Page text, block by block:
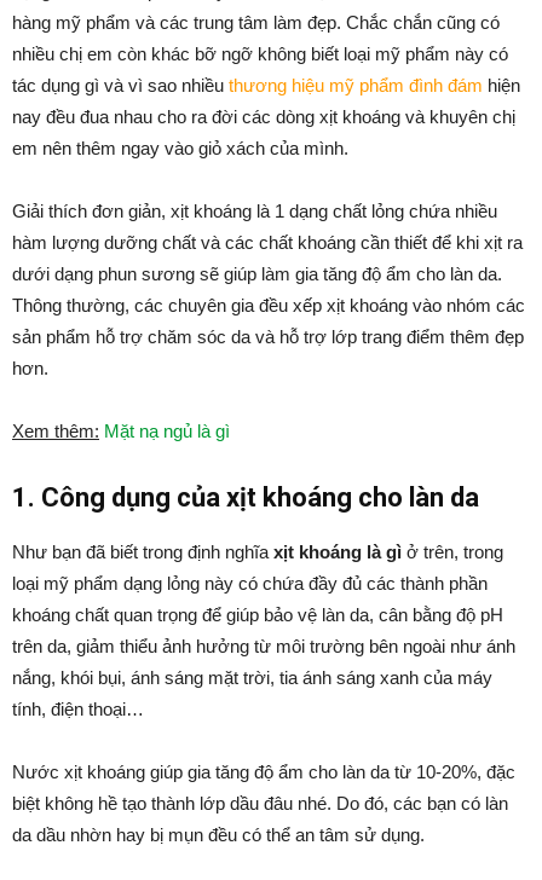
hàng mỹ phẩm và các trung tâm làm đẹp. Chắc chắn cũng có
nhiều chị em còn khác bỡ ngỡ không biết loại mỹ phẩm này có
tác dụng gì và vì sao nhiều thương hiệu mỹ phẩm đình đám hiện
nay đều đua nhau cho ra đời các dòng xịt khoáng và khuyên chị
em nên thêm ngay vào giỏ xách của mình.
Giải thích đơn giản, xịt khoáng là 1 dạng chất lỏng chứa nhiều
hàm lượng dưỡng chất và các chất khoáng cần thiết để khi xịt ra
dưới dạng phun sương sẽ giúp làm gia tăng độ ẩm cho làn da.
Thông thường, các chuyên gia đều xếp xịt khoáng vào nhóm các
sản phẩm hỗ trợ chăm sóc da và hỗ trợ lớp trang điểm thêm đẹp
hơn.
Xem thêm: Mặt nạ ngủ là gì
1. Công dụng của xịt khoáng cho làn da
Như bạn đã biết trong định nghĩa xịt khoáng là gì ở trên, trong
loại mỹ phẩm dạng lỏng này có chứa đầy đủ các thành phần
khoáng chất quan trọng để giúp bảo vệ làn da, cân bằng độ pH
trên da, giảm thiểu ảnh hưởng từ môi trường bên ngoài như ánh
nắng, khói bụi, ánh sáng mặt trời, tia ánh sáng xanh của máy
tính, điện thoại…
Nước xịt khoáng giúp gia tăng độ ẩm cho làn da từ 10-20%, đặc
biệt không hề tạo thành lớp dầu đâu nhé. Do đó, các bạn có làn
da dầu nhờn hay bị mụn đều có thể an tâm sử dụng.